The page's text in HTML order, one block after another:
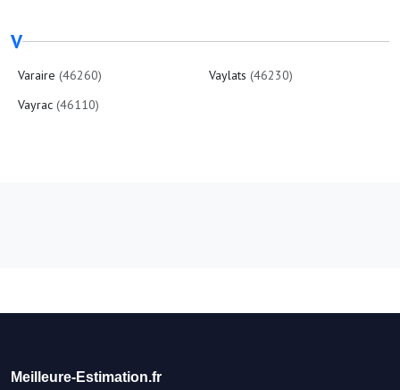
V
Varaire (46260) Vaylats (46230)
Vayrac (46110)
Meilleure-Estimation.fr